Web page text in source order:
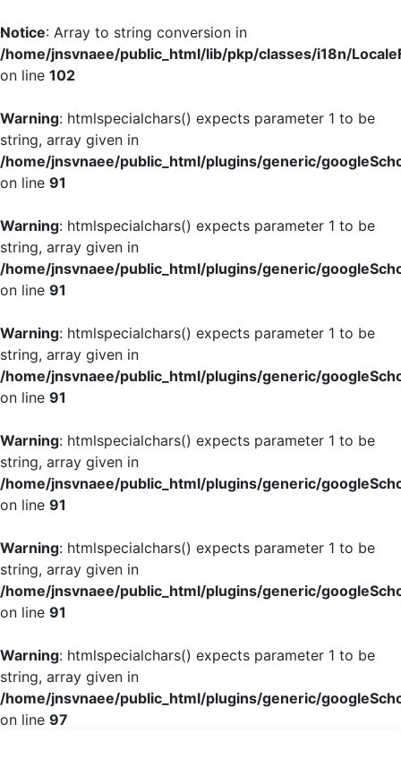
Notice: Array to string conversion in
/home/jnsvnaee/public_html/lib/pkp/classes/i18n/
on line 102
Warning: htmlspecialchars() expects parameter 1 to be
string, array given in
/home/jnsvnaee/public_html/plugins/generic/
on line 91
Warning: htmlspecialchars() expects parameter 1 to be
string, array given in
/home/jnsvnaee/public_html/plugins/generic/
on line 91
Warning: htmlspecialchars() expects parameter 1 to be
string, array given in
/home/jnsvnaee/public_html/plugins/generic/
on line 91
Warning: htmlspecialchars() expects parameter 1 to be
string, array given in
/home/jnsvnaee/public_html/plugins/generic/
on line 91
Warning: htmlspecialchars() expects parameter 1 to be
string, array given in
/home/jnsvnaee/public_html/plugins/generic/
on line 91
Warning: htmlspecialchars() expects parameter 1 to be
string, array given in
/home/jnsvnaee/public_html/plugins/generic/
on line 97